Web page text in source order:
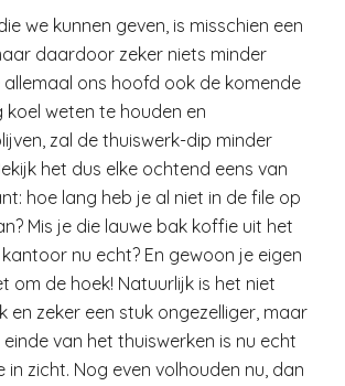
we kunnen geven, is misschien een
daardoor zeker niets minder
allemaal ons hoofd ook de komende
koel weten te houden en
zal de thuiswerk-dip minder
het dus elke ochtend eens van
hoe lang heb je al niet in de file op
Mis je die lauwe bak koffie uit het
nu echt? En gewoon je eigen
om de hoek! Natuurlijk is het niet
en zeker een stuk ongezelliger, maar
van het thuiswerken is nu echt
in zicht. Nog even volhouden nu, dan